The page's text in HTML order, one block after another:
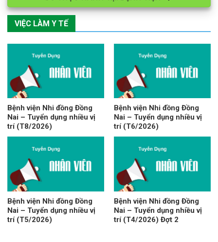
VIỆC LÀM Y TẾ
Bệnh viện Nhi đồng Đồng
Nai – Tuyển dụng nhiều vị
trí (T8/2026)
Bệnh viện Nhi đồng Đồng
Nai – Tuyển dụng nhiều vị
trí (T6/2026)
Bệnh viện Nhi đồng Đồng
Nai – Tuyển dụng nhiều vị
trí (T5/2026)
Bệnh viện Nhi đồng Đồng
Nai – Tuyển dụng nhiều vị
trí (T4/2026) Đợt 2